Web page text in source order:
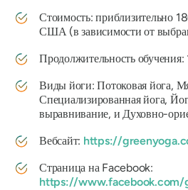
Стоимость: приблизительно
США (в зависимости от
Продолжительность
Виды йоги: Потоковая йога,
Специализированная йога,
выравнивание, и Духовно-
Вебсайт: https://
Страница на Facebook:
https://www.facebook.com/